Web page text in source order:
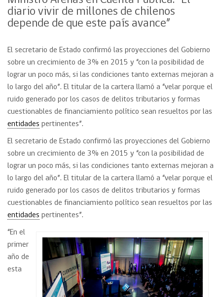
diario vivir de millones de chilenos
depende de que este país avance”
El secretario de Estado confirmó las proyecciones del Gobierno
sobre un crecimiento de 3% en 2015 y “con la posibilidad de
lograr un poco más, si las condiciones tanto externas mejoran a
lo largo del año”. El titular de la cartera llamó a “velar porque el
ruido generado por los casos de delitos tributarios y formas
cuestionables de financiamiento político sean resueltos por las
entidades pertinentes”.
El secretario de Estado confirmó las proyecciones del Gobierno
sobre un crecimiento de 3% en 2015 y “con la posibilidad de
lograr un poco más, si las condiciones tanto externas mejoran a
lo largo del año”. El titular de la cartera llamó a “velar porque el
ruido generado por los casos de delitos tributarios y formas
cuestionables de financiamiento político sean resueltos por las
entidades pertinentes”.
“En el
primer
año de
esta